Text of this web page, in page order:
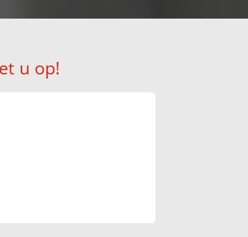
u op!